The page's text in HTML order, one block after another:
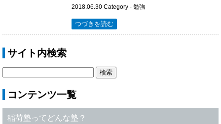
2018.06.30 Category - 勉強
つづきを読む
サイト内検索
コンテンツ一覧
稲荷塾ってどんな塾？